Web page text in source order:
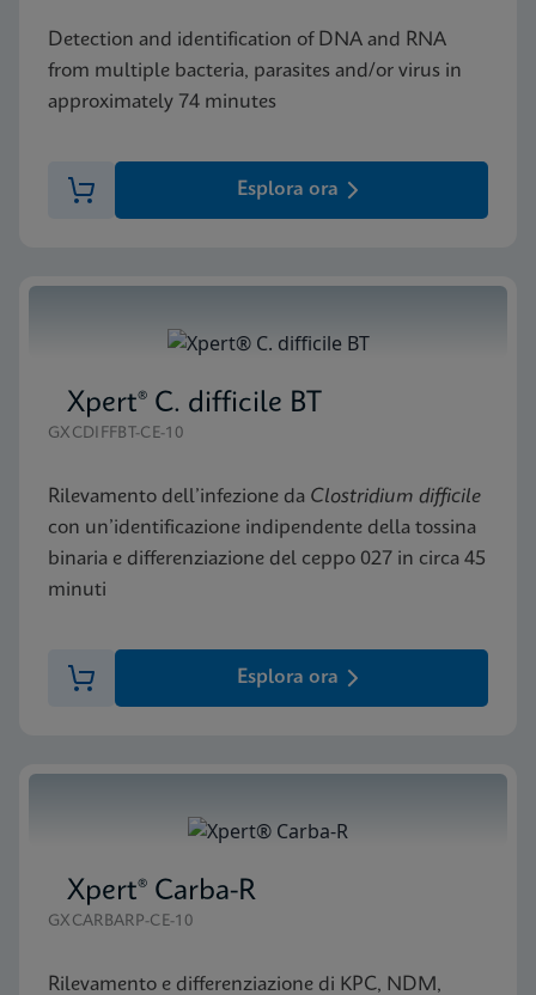
Detection and identification of DNA and RNA
from multiple bacteria, parasites and/or virus in
approximately 74 minutes
Esplora ora
Xpert® C. difficile BT
GXCDIFFBT-CE-10
Rilevamento dell’infezione da Clostridium difficile
con un’identificazione indipendente della tossina
binaria e differenziazione del ceppo 027 in circa 45
minuti
Esplora ora
Xpert® Carba-R
GXCARBARP-CE-10
Rilevamento e differenziazione di KPC, NDM,